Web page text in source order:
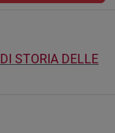
STORIA DELLE